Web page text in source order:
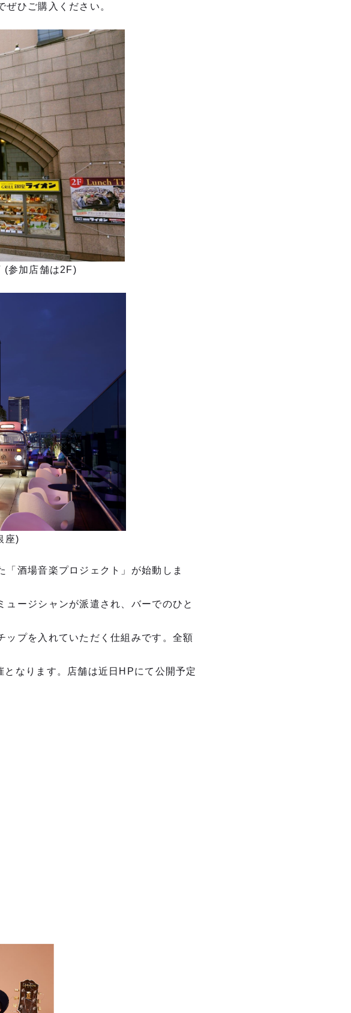
ひご購⼊ください。
(参加店舗は2F)
座)
酒場⾳楽プロジェクト」が始動しま
ュージシャンが派遣され、バーでのひと
ップを⼊れていただく仕組みです。全額
なります。店舗は近⽇HPにて公開予定